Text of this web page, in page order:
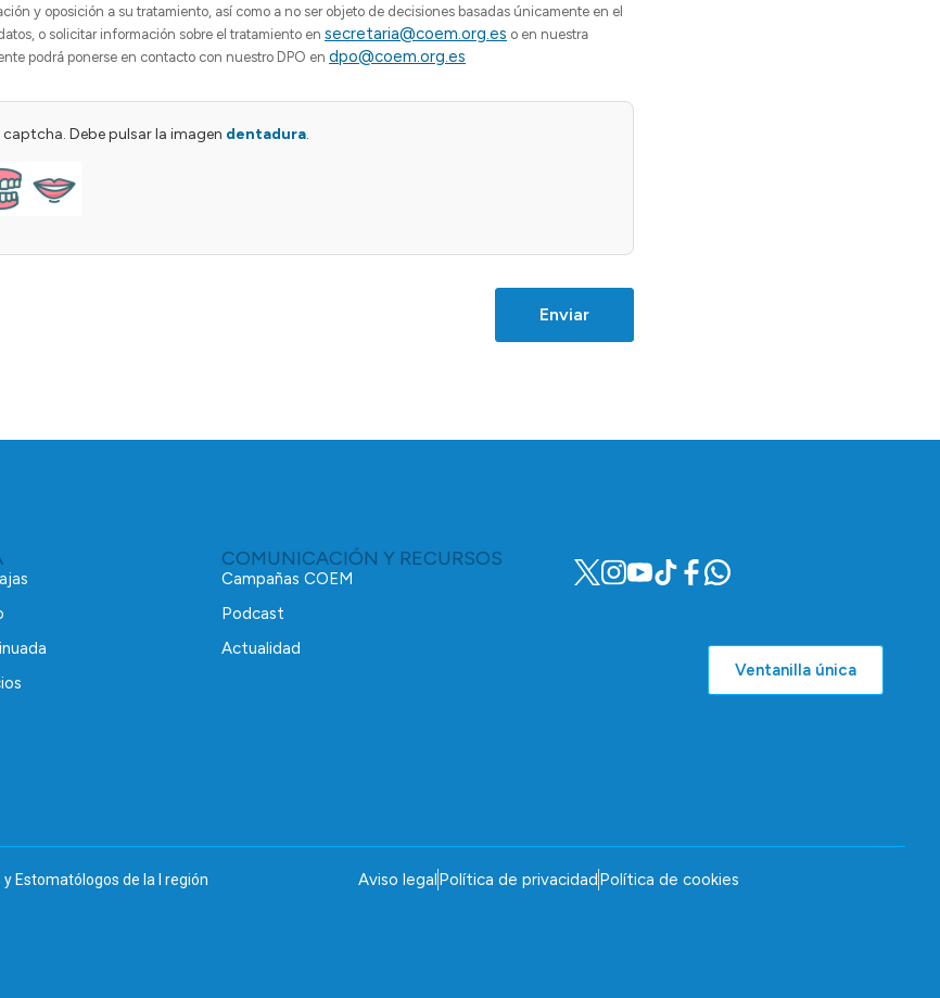
y oposición a su tratamiento, así como a no ser objeto de decisiones basadas únicamente en el
o solicitar información sobre el tratamiento en secretaria@coem.org.es o en nuestra
podrá ponerse en contacto con nuestro DPO en dpo@coem.org.es
Debe pulsar la imagen dentadura.
Enviar
COMUNICACIÓN Y RECURSOS
Campañas COEM
Podcast
Actualidad
Ventanilla única
Estomatólogos de la I región Aviso legalPolítica de privacidadPolítica de cookies